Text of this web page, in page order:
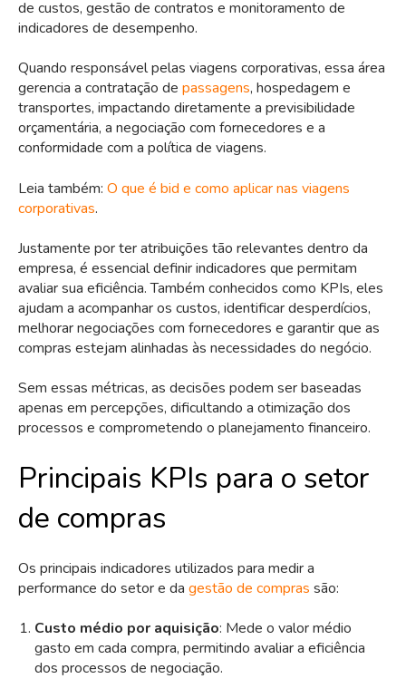
de custos, gestão de contratos e monitoramento de
indicadores de desempenho.
Quando responsável pelas viagens corporativas, essa área
gerencia a contratação de passagens, hospedagem e
transportes, impactando diretamente a previsibilidade
orçamentária, a negociação com fornecedores e a
conformidade com a política de viagens.
Leia também: O que é bid e como aplicar nas viagens
corporativas.
Justamente por ter atribuições tão relevantes dentro da
empresa, é essencial definir indicadores que permitam
avaliar sua eficiência. Também conhecidos como KPIs, eles
ajudam a acompanhar os custos, identificar desperdícios,
melhorar negociações com fornecedores e garantir que as
compras estejam alinhadas às necessidades do negócio.
Sem essas métricas, as decisões podem ser baseadas
apenas em percepções, dificultando a otimização dos
processos e comprometendo o planejamento financeiro.
Principais KPIs para o setor
de compras
Os principais indicadores utilizados para medir a
performance do setor e da gestão de compras são:
Custo médio por aquisição: Mede o valor médio
gasto em cada compra, permitindo avaliar a eficiência
dos processos de negociação.